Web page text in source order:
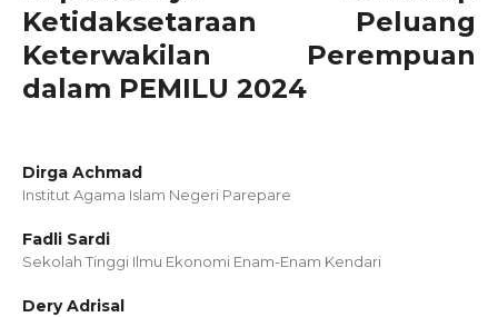
Ketidaksetaraan Peluang
Keterwakilan Perempuan
dalam PEMILU 2024
Dirga Achmad
Institut Agama Islam Negeri Parepare
Fadli Sardi
Sekolah Tinggi Ilmu Ekonomi Enam-Enam Kendari
Dery Adrisal